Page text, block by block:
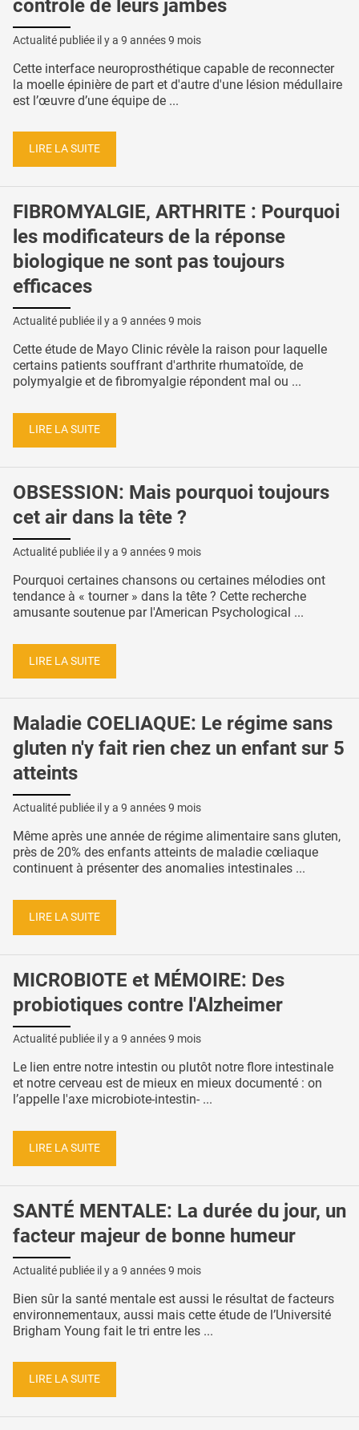
contrôle de leurs jambes
Actualité publiée il y a 9 années 9 mois
Cette interface neuroprosthétique capable de reconnecter
la moelle épinière de part et d'autre d'une lésion médullaire
est l’œuvre d’une équipe de ...
LIRE LA SUITE
FIBROMYALGIE, ARTHRITE : Pourquoi
les modificateurs de la réponse
biologique ne sont pas toujours
efficaces
Actualité publiée il y a 9 années 9 mois
Cette étude de Mayo Clinic révèle la raison pour laquelle
certains patients souffrant d'arthrite rhumatoïde, de
polymyalgie et de fibromyalgie répondent mal ou ...
LIRE LA SUITE
OBSESSION: Mais pourquoi toujours
cet air dans la tête ?
Actualité publiée il y a 9 années 9 mois
Pourquoi certaines chansons ou certaines mélodies ont
tendance à « tourner » dans la tête ? Cette recherche
amusante soutenue par l'American Psychological ...
LIRE LA SUITE
Maladie COELIAQUE: Le régime sans
gluten n'y fait rien chez un enfant sur 5
atteints
Actualité publiée il y a 9 années 9 mois
Même après une année de régime alimentaire sans gluten,
près de 20% des enfants atteints de maladie cœliaque
continuent à présenter des anomalies intestinales ...
LIRE LA SUITE
MICROBIOTE et MÉMOIRE: Des
probiotiques contre l'Alzheimer
Actualité publiée il y a 9 années 9 mois
Le lien entre notre intestin ou plutôt notre flore intestinale
et notre cerveau est de mieux en mieux documenté : on
l’appelle l'axe microbiote-intestin- ...
LIRE LA SUITE
SANTÉ MENTALE: La durée du jour, un
facteur majeur de bonne humeur
Actualité publiée il y a 9 années 9 mois
Bien sûr la santé mentale est aussi le résultat de facteurs
environnementaux, aussi mais cette étude de l’Université
Brigham Young fait le tri entre les ...
LIRE LA SUITE